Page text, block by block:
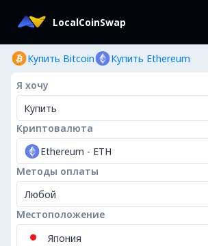
LocalCoinSwap
Купить Bitcoin Купить Ethereum
Я хочу
Купить
Криптовалюта
Ethereum - ETH
Методы оплаты
Любой
Местоположение
Япония